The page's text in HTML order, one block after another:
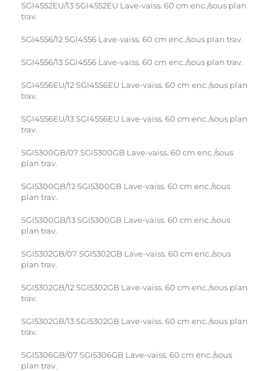
SGI4552EU/13 SGI4552EU Lave-vaiss. 60 cm enc./sous plan
trav.
SGI4556/12 SGI4556 Lave-vaiss. 60 cm enc./sous plan trav.
SGI4556/13 SGI4556 Lave-vaiss. 60 cm enc./sous plan trav.
SGI4556EU/12 SGI4556EU Lave-vaiss. 60 cm enc./sous plan
trav.
SGI4556EU/13 SGI4556EU Lave-vaiss. 60 cm enc./sous plan
trav.
SGI5300GB/07 SGI5300GB Lave-vaiss. 60 cm enc./sous
plan trav.
SGI5300GB/12 SGI5300GB Lave-vaiss. 60 cm enc./sous
plan trav.
SGI5300GB/13 SGI5300GB Lave-vaiss. 60 cm enc./sous
plan trav.
SGI5302GB/07 SGI5302GB Lave-vaiss. 60 cm enc./sous
plan trav.
SGI5302GB/12 SGI5302GB Lave-vaiss. 60 cm enc./sous plan
trav.
SGI5302GB/13 SGI5302GB Lave-vaiss. 60 cm enc./sous plan
trav.
SGI5306GB/07 SGI5306GB Lave-vaiss. 60 cm enc./sous
plan trav.